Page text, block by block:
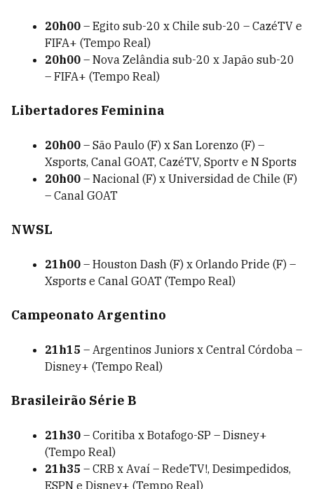
20h00 – Egito sub-20 x Chile sub-20 – CazéTV e
FIFA+ (Tempo Real)
20h00 – Nova Zelândia sub-20 x Japão sub-20
– FIFA+ (Tempo Real)
Libertadores Feminina
20h00 – São Paulo (F) x San Lorenzo (F) –
Xsports, Canal GOAT, CazéTV, Sportv e N Sports
20h00 – Nacional (F) x Universidad de Chile (F)
– Canal GOAT
NWSL
21h00 – Houston Dash (F) x Orlando Pride (F) –
Xsports e Canal GOAT (Tempo Real)
Campeonato Argentino
21h15 – Argentinos Juniors x Central Córdoba –
Disney+ (Tempo Real)
Brasileirão Série B
21h30 – Coritiba x Botafogo-SP – Disney+
(Tempo Real)
21h35 – CRB x Avaí – RedeTV!, Desimpedidos,
ESPN e Disney+ (Tempo Real)